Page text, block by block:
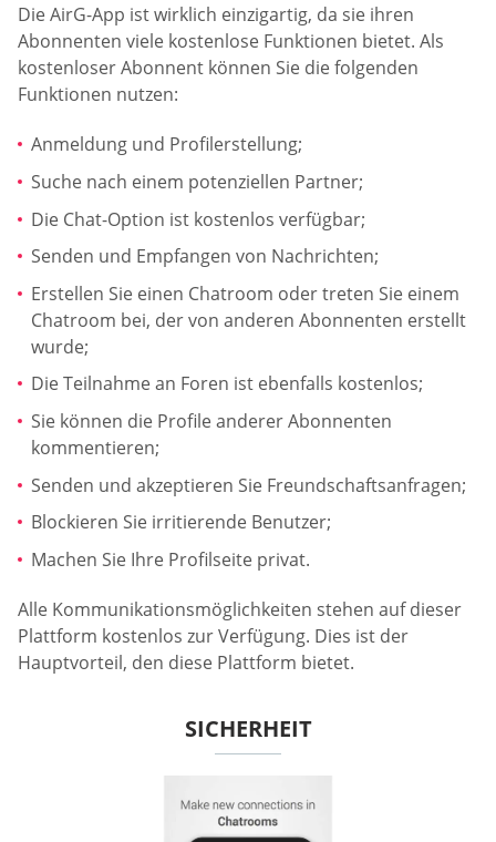
Die AirG-App ist wirklich einzigartig, da sie ihren
Abonnenten viele kostenlose Funktionen bietet. Als
kostenloser Abonnent können Sie die folgenden
Funktionen nutzen:
Anmeldung und Profilerstellung;
Suche nach einem potenziellen Partner;
Die Chat-Option ist kostenlos verfügbar;
Senden und Empfangen von Nachrichten;
Erstellen Sie einen Chatroom oder treten Sie einem
Chatroom bei, der von anderen Abonnenten erstellt
wurde;
Die Teilnahme an Foren ist ebenfalls kostenlos;
Sie können die Profile anderer Abonnenten
kommentieren;
Senden und akzeptieren Sie Freundschaftsanfragen;
Blockieren Sie irritierende Benutzer;
Machen Sie Ihre Profilseite privat.
Alle Kommunikationsmöglichkeiten stehen auf dieser
Plattform kostenlos zur Verfügung. Dies ist der
Hauptvorteil, den diese Plattform bietet.
SICHERHEIT